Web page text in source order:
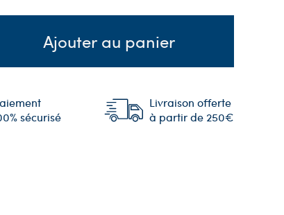
Ajouter au panier
sécurisé
Livraison offerte
à partir de 250€